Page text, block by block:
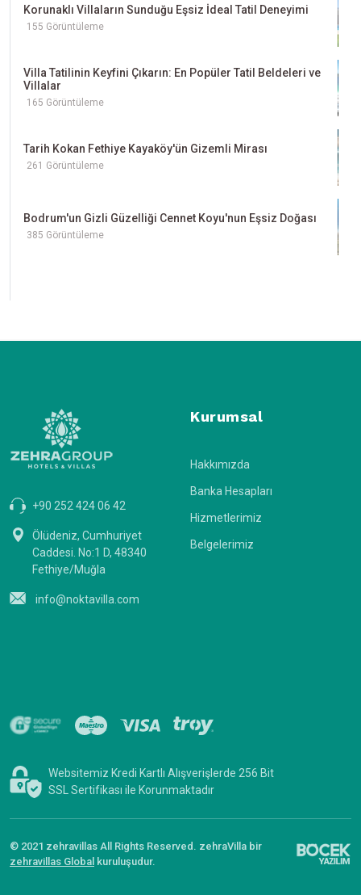
Korunaklı Villaların Sunduğu Eşsiz İdeal Tatil Deneyimi
155 Görüntüleme
Villa Tatilinin Keyfini Çıkarın: En Popüler Tatil Beldeleri ve
Villalar
165 Görüntüleme
Tarih Kokan Fethiye Kayaköy'ün Gizemli Mirası
261 Görüntüleme
Bodrum'un Gizli Güzelliği Cennet Koyu'nun Eşsiz Doğası
385 Görüntüleme
+90 252 424 06 42
Ölüdeniz, Cumhuriyet
Caddesi. No:1 D, 48340
Fethiye/Muğla
info@noktavilla.com
Kurumsal
Hakkımızda
Banka Hesapları
Hizmetlerimiz
Belgelerimiz
Websitemiz Kredi Kartlı Alışverişlerde 256 Bit
SSL Sertifikası ile Korunmaktadır
© 2021 zehravillas All Rights Reserved. zehraVilla bir
zehravillas Global kuruluşudur.